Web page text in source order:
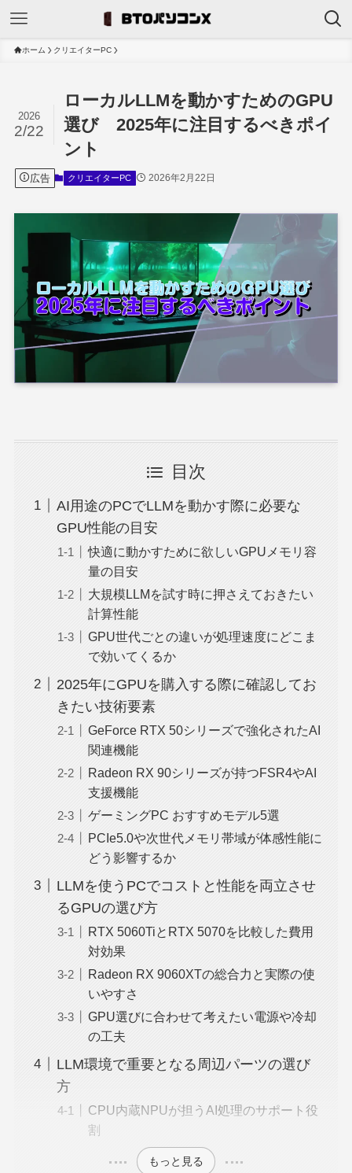
ホーム クリエイターPC
ローカルLLMを動かすためのGPU
選び 2025年に注目するべきポイ
ント
2026
2/22
広告 クリエイターPC 2026年2月22日
目次
AI用途のPCでLLMを動かす際に必要な
GPU性能の目安
快適に動かすために欲しいGPUメモリ容
量の目安
大規模LLMを試す時に押さえておきたい
計算性能
GPU世代ごとの違いが処理速度にどこま
で効いてくるか
2025年にGPUを購入する際に確認してお
きたい技術要素
GeForce RTX 50シリーズで強化されたAI
関連機能
Radeon RX 90シリーズが持つFSR4やAI
支援機能
ゲーミングPC おすすめモデル5選
PCIe5.0や次世代メモリ帯域が体感性能に
どう影響するか
LLMを使うPCでコストと性能を両立させ
るGPUの選び方
RTX 5060TiとRTX 5070を比較した費用
対効果
Radeon RX 9060XTの総合力と実際の使
いやすさ
GPU選びに合わせて考えたい電源や冷却
の工夫
LLM環境で重要となる周辺パーツの選び
方
CPU内蔵NPUが担うAI処理のサポート役
割
もっと見る